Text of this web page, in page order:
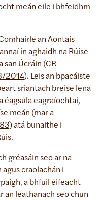
meán eile i bhfeidhm
an Aontais
in aghaidh na Rúise
san Úcráin (CR
2014). Leis an bpacáiste
sriantach breise lena
éagsúla eagraíochtaí,
meán (mar a
) atá bunaithe i
gréasáin seo ar na
craolachán i
a bhfuil éifeacht
an leathanach seo chun